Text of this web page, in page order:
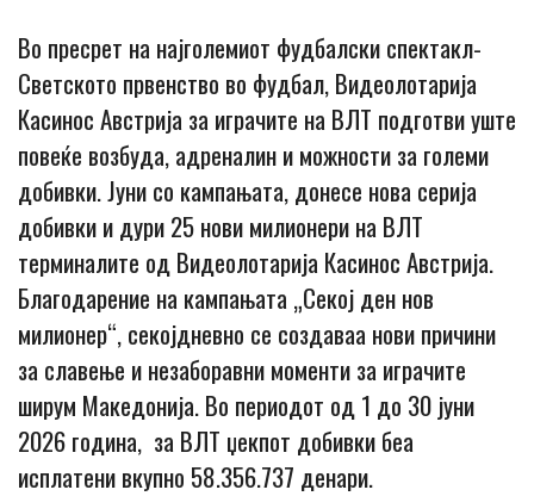
Во пресрет на најголемиот фудбалски спектакл-
Светското првенство во фудбал, Видеолотарија
Касинос Австрија за играчите на ВЛТ подготви уште
повеќе возбуда, адреналин и можности за големи
добивки. Јуни со кампањата, донесе нова серија
добивки и дури 25 нови милионери на ВЛТ
терминалите од Видеолотарија Касинос Австрија.
Благодарение на кампањата „Секој ден нов
милионер“, секојдневно се создаваа нови причини
за славење и незаборавни моменти за играчите
ширум Македонија. Во периодот од 1 до 30 јуни
2026 година, за ВЛТ џекпот добивки беа
исплатени вкупно 58.356.737 денари.